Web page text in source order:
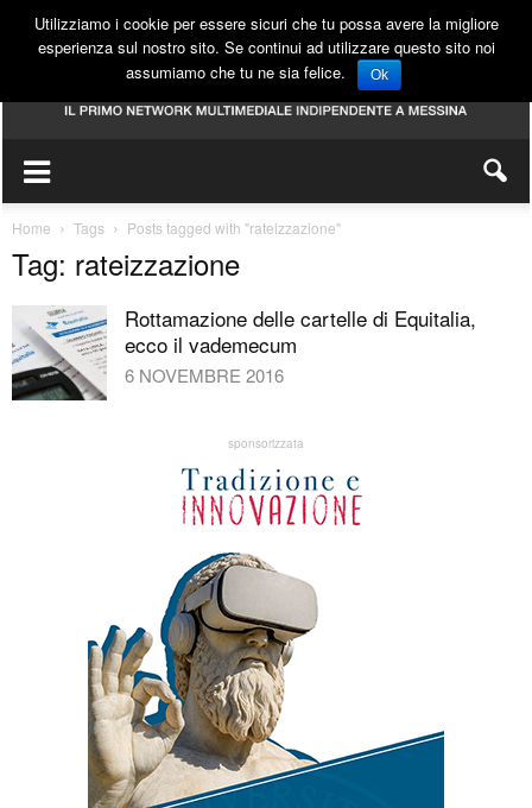
Home Tags Posts tagged with "rateizzazione"
Tag: rateizzazione
Rottamazione delle cartelle di Equitalia,
ecco il vademecum
6 NOVEMBRE 2016
sponsorizzata
Utilizziamo i cookie per essere sicuri che tu possa avere la migliore
esperienza sul nostro sito. Se continui ad utilizzare questo sito noi
assumiamo che tu ne sia felice.
Ok